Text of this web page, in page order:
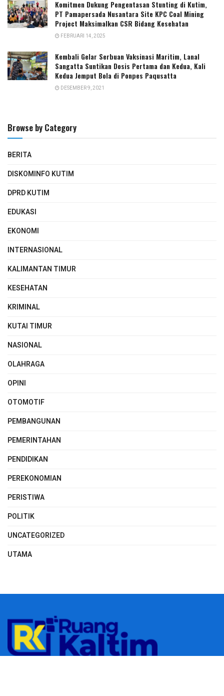
Komitmen Dukung Pengentasan Stunting di Kutim,
PT Pamapersada Nusantara Site KPC Coal Mining
Project Maksimalkan CSR Bidang Kesehatan
FEBRUARI 14, 2025
Kembali Gelar Serbuan Vaksinasi Maritim, Lanal
Sangatta Suntikan Dosis Pertama dan Kedua, Kali
Kedua Jemput Bola di Ponpes Paqusatta
DESEMBER 9, 2021
Browse by Category
BERITA
DISKOMINFO KUTIM
DPRD KUTIM
EDUKASI
EKONOMI
INTERNASIONAL
KALIMANTAN TIMUR
KESEHATAN
KRIMINAL
KUTAI TIMUR
NASIONAL
OLAHRAGA
OPINI
OTOMOTIF
PEMBANGUNAN
PEMERINTAHAN
PENDIDIKAN
PEREKONOMIAN
PERISTIWA
POLITIK
UNCATEGORIZED
UTAMA